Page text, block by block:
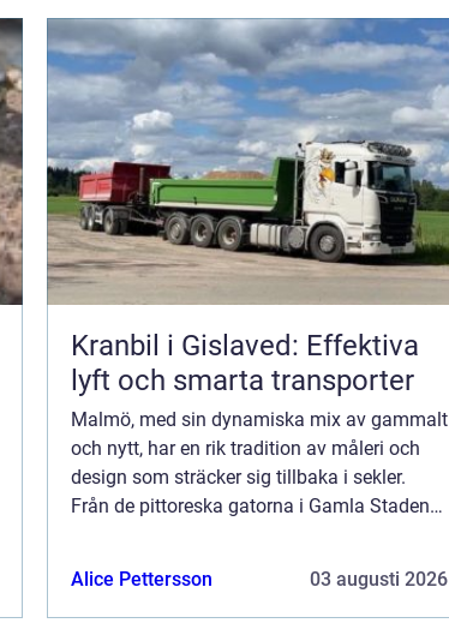
Kranbil i Gislaved: Effektiva
lyft och smarta transporter
Malmö, med sin dynamiska mix av gammalt
och nytt, har en rik tradition av måleri och
design som sträcker sig tillbaka i sekler.
Från de pittoreska gatorna i Gamla Staden
Alice Pettersson 03 augusti 2026